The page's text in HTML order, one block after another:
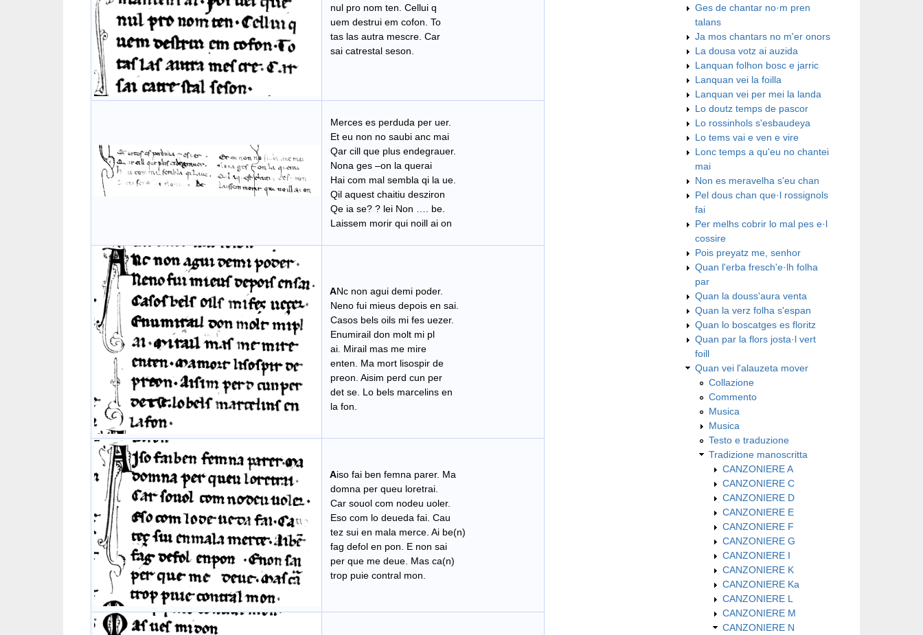
nul pro nom ten. Cellui q
uem destrui em cofon. To
tas las autra mescre. Car
sai catrestal seson.
Merces es perduda per uer.
Et eu non no saubi anc mai
Qar cill que plus endegrauer.
Nona ges –on la querai
Hai com mal sembla qi la ue.
Qil aquest chaitiu desziron
Qe ia se? ? lei Non …. be.
Laissem morir qui noill ai on
ANc non agui demi poder.
Neno fui mieus depois en sai.
Casos bels oils mi fes uezer.
Enumirail don molt mi pl
ai. Mirail mas me mire
enten. Ma mort lisospir de
preon. Aisim perd cun per
det se. Lo bels marcelins en
la fon.
Aiso fai ben femna parer. Ma
domna per queu loretrai.
Car souol com nodeu uoler.
Eso com lo deueda fai. Cau
tez sui en mala merce. Ai be(n)
fag defol en pon. E non sai
per que me deue. Mas ca(n)
trop puie contral mon.
Ges de chantar no·m pren
talans
Ja mos chantars no m'er onors
La dousa votz ai auzida
Lanquan folhon bosc e jarric
Lanquan vei la foilla
Lanquan vei per mei la landa
Lo doutz temps de pascor
Lo rossinhols s'esbaudeya
Lo tems vai e ven e vire
Lonc temps a qu'eu no chantei
mai
Non es meravelha s'eu chan
Pel dous chan que·l rossignols
fai
Per melhs cobrir lo mal pes e·l
cossire
Pois preyatz me, senhor
Quan l'erba fresch'e·lh folha
par
Quan la douss'aura venta
Quan la verz folha s'espan
Quan lo boscatges es floritz
Quan par la flors josta·l vert
foill
Quan vei l'alauzeta mover
Collazione
Commento
Musica
Musica
Testo e traduzione
Tradizione manoscritta
CANZONIERE A
CANZONIERE C
CANZONIERE D
CANZONIERE E
CANZONIERE F
CANZONIERE G
CANZONIERE I
CANZONIERE K
CANZONIERE Ka
CANZONIERE L
CANZONIERE M
CANZONIERE N